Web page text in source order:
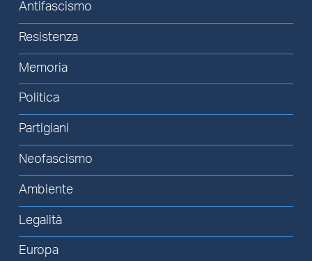
Antifascismo
Resistenza
Memoria
Politica
Partigiani
Neofascismo
Ambiente
Legalità
Europa